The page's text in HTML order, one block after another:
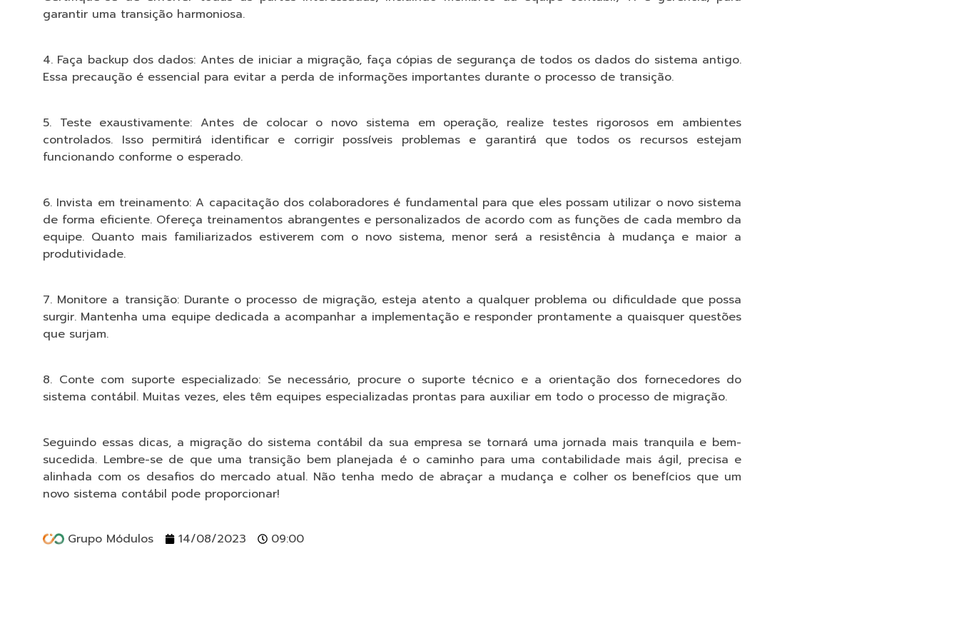
garantir uma transição harmoniosa.
4. Faça backup dos dados: Antes de iniciar a migração, faça cópias de segurança de todos os dados do sistema antigo.
Essa precaução é essencial para evitar a perda de informações importantes durante o processo de transição.
5. Teste exaustivamente: Antes de colocar o novo sistema em operação, realize testes rigorosos em ambientes
controlados. Isso permitirá identificar e corrigir possíveis problemas e garantirá que todos os recursos estejam
funcionando conforme o esperado.
6. Invista em treinamento: A capacitação dos colaboradores é fundamental para que eles possam utilizar o novo sistema
de forma eficiente. Ofereça treinamentos abrangentes e personalizados de acordo com as funções de cada membro da
equipe. Quanto mais familiarizados estiverem com o novo sistema, menor será a resistência à mudança e maior a
produtividade.
7. Monitore a transição: Durante o processo de migração, esteja atento a qualquer problema ou dificuldade que possa
surgir. Mantenha uma equipe dedicada a acompanhar a implementação e responder prontamente a quaisquer questões
que surjam.
8. Conte com suporte especializado: Se necessário, procure o suporte técnico e a orientação dos fornecedores do
sistema contábil. Muitas vezes, eles têm equipes especializadas prontas para auxiliar em todo o processo de migração.
Seguindo essas dicas, a migração do sistema contábil da sua empresa se tornará uma jornada mais tranquila e bem-
sucedida. Lembre-se de que uma transição bem planejada é o caminho para uma contabilidade mais ágil, precisa e
alinhada com os desafios do mercado atual. Não tenha medo de abraçar a mudança e colher os benefícios que um
novo sistema contábil pode proporcionar!
Grupo Módulos 14/08/2023 09:00